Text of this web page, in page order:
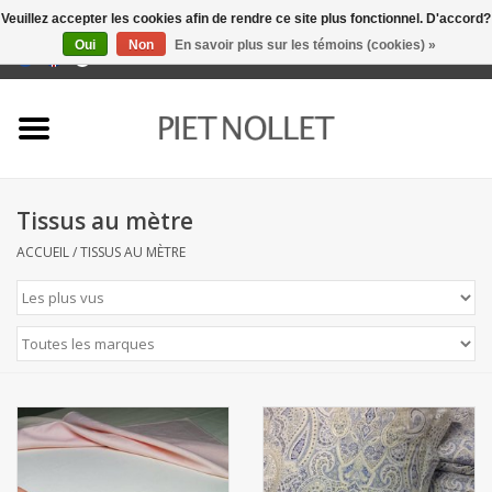
0 Articles - €0,00
serviettes
literie
napery
linge de cuisine
Tissus au mètre
ACCUEIL/TISSUS AU MÈTRE
Veuillez accepter les cookies afin de rendre ce site plus fonctionnel. D'accord?
Oui
Non En savoir plus sur les témoins (cookies) »